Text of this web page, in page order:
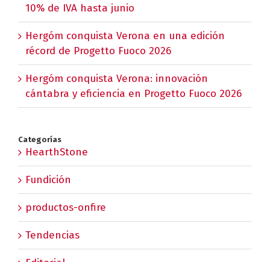
10% de IVA hasta junio
Hergóm conquista Verona en una edición
récord de Progetto Fuoco 2026
Hergóm conquista Verona: innovación
cántabra y eficiencia en Progetto Fuoco 2026
Categorías
HearthStone
Fundición
productos-onfire
Tendencias